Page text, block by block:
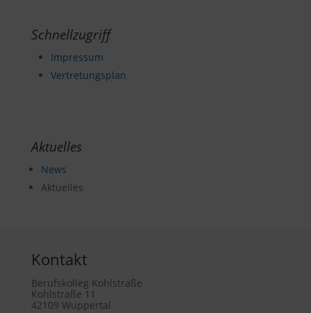
Schnellzugriff
Impressum
Vertretungsplan
Aktuelles
News
Aktuelles
Kontakt
Berufskolleg Kohlstraße
Kohlstraße 11
42109 Wuppertal